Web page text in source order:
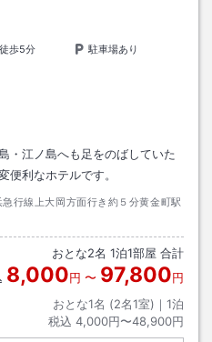
歩5分
駐車場あり
・江ノ島へも足をのばしていた
便利なホテルです。
行線上大岡方面行き約５分黄金町駅
おとな2名 1泊1部屋 合計
8,000円 〜 97,800円
おとな1名 (2名1室)｜ 1泊
税込 4,000円〜48,900円